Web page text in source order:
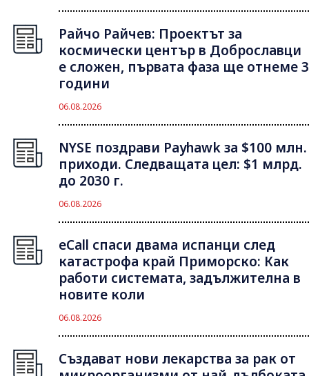
Райчо Райчев: Проектът за
космически център в Доброславци
е сложен, първата фаза ще отнеме 3
години
06.08.2026
NYSE поздрави Payhawk за $100 млн.
приходи. Следващата цел: $1 млрд.
до 2030 г.
06.08.2026
eCall спаси двама испанци след
катастрофа край Приморско: Как
работи системата, задължителна в
новите коли
06.08.2026
Създават нови лекарства за рак от